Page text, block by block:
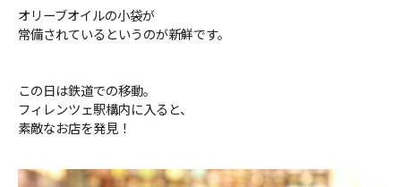
オリーブオイルの小袋が
常備されているというのが新鮮です。
この日は鉄道での移動。
フィレンツェ駅構内に入ると、
素敵なお店を発見！